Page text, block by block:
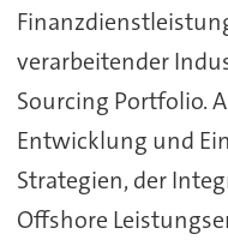
verarbeitender
Sourcing Portfolio.
Entwicklung und
Strategien, der
Offshore